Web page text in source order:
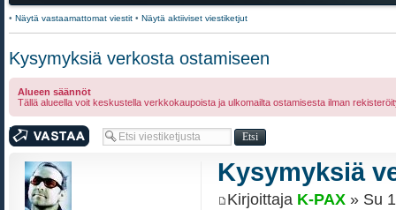
• Näytä vastaamattomat viestit • Näytä aktiiviset viestiketjut
Kysymyksiä verkosta ostamiseen
Alueen säännöt
Tällä alueella voit keskustella verkkokaupoista ja ulkomailta ostamisesta ilman
Kirjoita vastaus
Kysymyksiä
Kirjoittaja K-PAX» Su